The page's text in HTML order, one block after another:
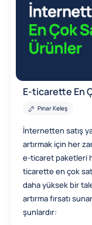
E-ticarette En
Pınar Keleş
İnternetten satış
artırmak için her
e-ticaret paketleri
ticarette en çok
daha yüksek bir
artırma fırsatı
şunlardır: